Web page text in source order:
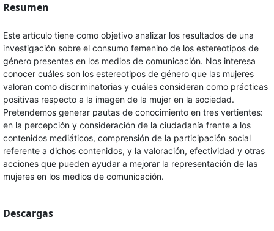
Resumen
Este artículo tiene como objetivo analizar los resultados de una
investigación sobre el consumo femenino de los estereotipos de
género presentes en los medios de comunicación. Nos interesa
conocer cuáles son los estereotipos de género que las mujeres
valoran como discriminatorias y cuáles consideran como prácticas
positivas respecto a la imagen de la mujer en la sociedad.
Pretendemos generar pautas de conocimiento en tres vertientes:
en la percepción y consideración de la ciudadanía frente a los
contenidos mediáticos, comprensión de la participación social
referente a dichos contenidos, y la valoración, efectividad y otras
acciones que pueden ayudar a mejorar la representación de las
mujeres en los medios de comunicación.
Descargas